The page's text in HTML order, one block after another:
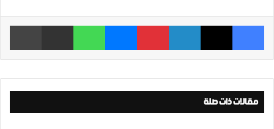
فيسبوك ‫X لينكدإن بينتيريست ماسنجر واتساب مشاركة عبر البريد
مقالات ذات صلة